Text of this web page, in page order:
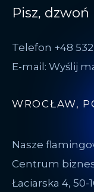
Pisz, dzwoń
Telefon +48 532
E-mail: Wyślij
WROCŁAW,
Nasze
Centrum
Łaciarska 4, 50-